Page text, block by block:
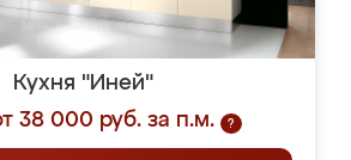
Кухня "Иней"
38 000 руб. за п.м.
?